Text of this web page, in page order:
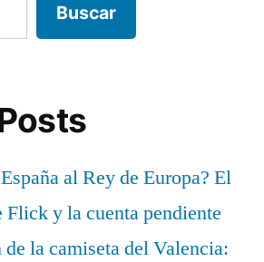
Buscar
al Rey de Europa? El
Flick y la cuenta pendiente
la camiseta del Valencia: